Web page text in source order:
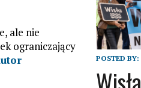
ale nie
ograniczający
POSTED BY: